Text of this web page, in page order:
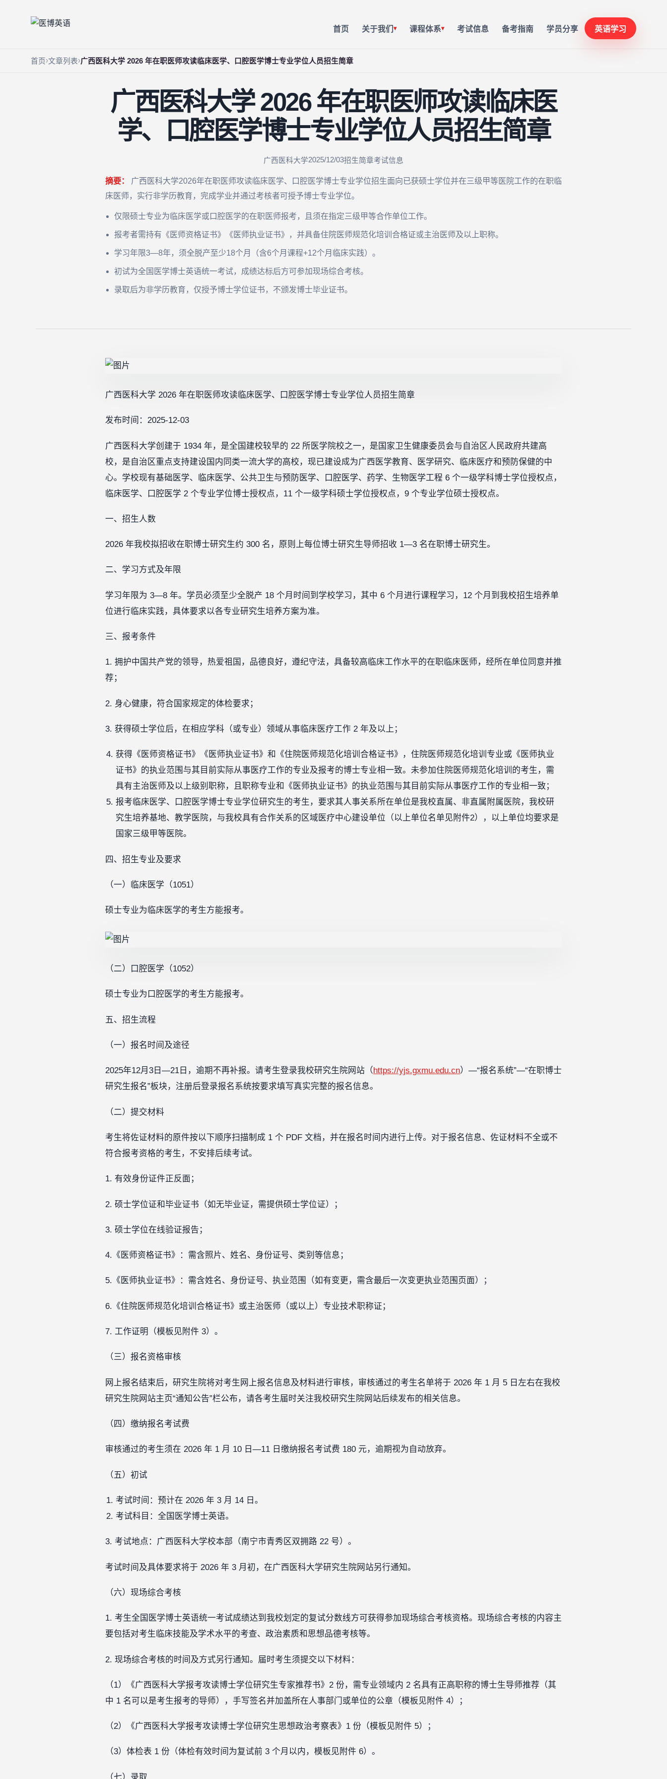
首页 关于我们 ▾ 课程体系▾ 考试信息 备考指南 学员分享 英语学习
首页 文章列表 广西医科大学 2026 年在职医师攻读临床医学、口腔医学博士专业学位人员招生简章
广西医科大学 2026 年在职医师攻读临床医
学、口腔医学博士专业学位人员招生简章
广西医科大学2025/12/03招生简章考试信息
摘要：
广西医科大学2026年在职医师攻读临床医学、口腔医学博士专业学位招生面向已获硕士学位并在三级甲等医院工作的在职临
床医师，实行非学历教育，完成学业并通过考核者可授予博士专业学位。
仅限硕士专业为临床医学或口腔医学的在职医师报考，且须在指定三级甲等合作单位工作。
报考者需持有《医师资格证书》《医师执业证书》，并具备住院医师规范化培训合格证或主治医师及以上职称。
学习年限3—8年，须全脱产至少18个月（含6个月课程+12个月临床实践）。
初试为全国医学博士英语统一考试，成绩达标后方可参加现场综合考核。
录取后为非学历教育，仅授予博士学位证书，不颁发博士毕业证书。
广西医科大学 2026 年在职医师攻读临床医学、口腔医学博士专业学位人员招生简章
发布时间：2025-12-03
广西医科大学创建于 1934 年，是全国建校较早的 22 所医学院校之一，是国家卫生健康委员会与自治区人民政府共建高
校，是自治区重点支持建设国内同类一流大学的高校，现已建设成为广西医学教育、医学研究、临床医疗和预防保健的中
心。学校现有基础医学、临床医学、公共卫生与预防医学、口腔医学、药学、生物医学工程 6 个一级学科博士学位授权点，
临床医学、口腔医学 2 个专业学位博士授权点，11 个一级学科硕士学位授权点，9 个专业学位硕士授权点。
一、招生人数
2026 年我校拟招收在职博士研究生约 300 名，原则上每位博士研究生导师招收 1—3 名在职博士研究生。
二、学习方式及年限
学习年限为 3—8 年。学员必须至少全脱产 18 个月时间到学校学习，其中 6 个月进行课程学习，12 个月到我校招生培养单
位进行临床实践，具体要求以各专业研究生培养方案为准。
三、报考条件
1. 拥护中国共产党的领导，热爱祖国，品德良好，遵纪守法，具备较高临床工作水平的在职临床医师，经所在单位同意并推
荐；
2. 身心健康，符合国家规定的体检要求；
3. 获得硕士学位后，在相应学科（或专业）领域从事临床医疗工作 2 年及以上；
获得《医师资格证书》《医师执业证书》和《住院医师规范化培训合格证书》，住院医师规范化培训专业或《医师执业
证书》的执业范围与其目前实际从事医疗工作的专业及报考的博士专业相一致。未参加住院医师规范化培训的考生，需
具有主治医师及以上级别职称，且职称专业和《医师执业证书》的执业范围与其目前实际从事医疗工作的专业相一致；
报考临床医学、口腔医学博士专业学位研究生的考生，要求其人事关系所在单位是我校直属、非直属附属医院，我校研
究生培养基地、教学医院，与我校具有合作关系的区域医疗中心建设单位（以上单位名单见附件2），以上单位均要求是
国家三级甲等医院。
四、招生专业及要求
（一）临床医学（1051）
硕士专业为临床医学的考生方能报考。
（二）口腔医学（1052）
硕士专业为口腔医学的考生方能报考。
五、招生流程
（一）报名时间及途径
2025年12月3日—21日，逾期不再补报。请考生登录我校研究生院网站（https://yjs.gxmu.edu.cn）—“报名系统”—“在职博士
研究生报名”板块，注册后登录报名系统按要求填写真实完整的报名信息。
（二）提交材料
考生将佐证材料的原件按以下顺序扫描制成 1 个 PDF 文档，并在报名时间内进行上传。对于报名信息、佐证材料不全或不
符合报考资格的考生，不安排后续考试。
1. 有效身份证件正反面；
2. 硕士学位证和毕业证书（如无毕业证，需提供硕士学位证）；
3. 硕士学位在线验证报告；
4.《医师资格证书》：需含照片、姓名、身份证号、类别等信息；
5.《医师执业证书》：需含姓名、身份证号、执业范围（如有变更，需含最后一次变更执业范围页面）；
6.《住院医师规范化培训合格证书》或主治医师（或以上）专业技术职称证；
7. 工作证明（模板见附件 3）。
（三）报名资格审核
网上报名结束后，研究生院将对考生网上报名信息及材料进行审核，审核通过的考生名单将于 2026 年 1 月 5 日左右在我校
研究生院网站主页“通知公告”栏公布，请各考生届时关注我校研究生院网站后续发布的相关信息。
（四）缴纳报名考试费
审核通过的考生须在 2026 年 1 月 10 日—11 日缴纳报名考试费 180 元，逾期视为自动放弃。
（五）初试
考试时间：预计在 2026 年 3 月 14 日。
考试科目：全国医学博士英语。
3. 考试地点：广西医科大学校本部（南宁市青秀区双拥路 22 号）。
考试时间及具体要求将于 2026 年 3 月初，在广西医科大学研究生院网站另行通知。
（六）现场综合考核
1. 考生全国医学博士英语统一考试成绩达到我校划定的复试分数线方可获得参加现场综合考核资格。现场综合考核的内容主
要包括对考生临床技能及学术水平的考查、政治素质和思想品德考核等。
2. 现场综合考核的时间及方式另行通知。届时考生须提交以下材料：
（1）《广西医科大学报考攻读博士学位研究生专家推荐书》2 份，需专业领域内 2 名具有正高职称的博士生导师推荐（其
中 1 名可以是考生报考的导师），手写签名并加盖所在人事部门或单位的公章（模板见附件 4）；
（2）《广西医科大学报考攻读博士学位研究生思想政治考察表》1 份（模板见附件 5）；
（3）体检表 1 份（体检有效时间为复试前 3 个月以内，模板见附件 6）。